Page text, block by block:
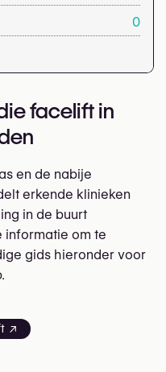
0
facelift in
en de nabije
erkende klinieken
in de buurt
informatie om te
gids hieronder voor
↗